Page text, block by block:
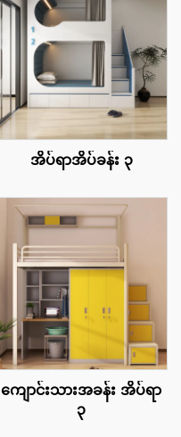
အိပ်ရာအိပ်ခန်း ၃
ကျောင်းသားအခန်း အိပ်ရာ
၃